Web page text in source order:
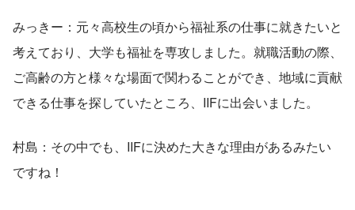
みっきー：元々高校生の頃から福祉系の仕事に就きたいと
考えており、大学も福祉を専攻しました。就職活動の際、
ご高齢の方と様々な場面で関わることができ、地域に貢献
できる仕事を探していたところ、IIFに出会いました。
村島：その中でも、IIFに決めた大きな理由があるみたい
ですね！